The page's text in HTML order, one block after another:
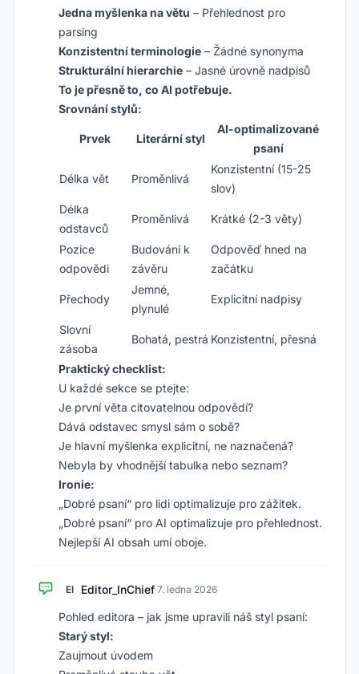
Jedna myšlenka na větu – Přehlednost pro
parsing
Konzistentní terminologie – Žádné synonyma
Strukturální hierarchie – Jasné úrovně nadpisů
To je přesně to, co AI potřebuje.
Srovnání stylů:
Prvek Literární styl
AI-optimalizované
psaní
Délka vět Proměnlivá
Konzistentní (15-25
slov)
Délka
odstavců
Proměnlivá Krátké (2-3 věty)
Pozice
odpovědi
Budování k
závěru
Odpověď hned na
začátku
Přechody
Jemné,
plynulé
Explicitní nadpisy
Slovní
zásoba
Bohatá, pestrá Konzistentní, přesná
Praktický checklist:
U každé sekce se ptejte:
Je první věta citovatelnou odpovědí?
Dává odstavec smysl sám o sobě?
Je hlavní myšlenka explicitní, ne naznačená?
Nebyla by vhodnější tabulka nebo seznam?
Ironie:
„Dobré psaní“ pro lidi optimalizuje pro zážitek.
„Dobré psaní“ pro AI optimalizuje pro přehlednost.
Nejlepší AI obsah umí oboje.
EI Editor_InChief·7. ledna 2026
Pohled editora – jak jsme upravili náš styl psaní:
Starý styl:
Zaujmout úvodem